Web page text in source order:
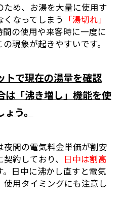
め、お湯を大量に使用す
なってしまう 「湯切れ」
の使用や来客時に一度に
現象が起きやすいです。
トで現在の湯量を確認
は「沸き増し」機能を使
う。
間の電気料金単価が割安
約しており、 日中は割高
。日中に沸かし直すと電気
用タイミングにも注意し